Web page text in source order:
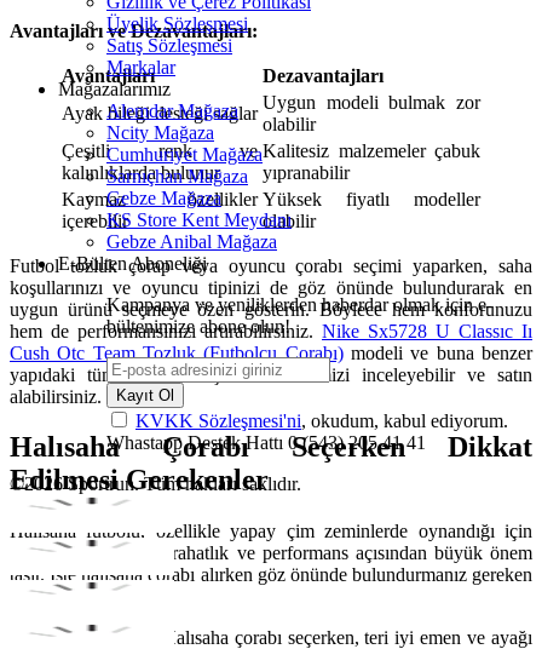
Avantajları ve Dezavantajları:
Avantajları
Dezavantajları
Ayak bileği desteği sağlar
Uygun modeli bulmak zor
olabilir
Çeşitli renk ve
kalınlıklarda bulunur
Kalitesiz malzemeler çabuk
yıpranabilir
Kaymaz özellikler
içerebilir
Yüksek fiyatlı modeller
olabilir
Futbol tozluk çorap veya oyuncu çorabı seçimi yaparken, saha
koşullarınızı ve oyuncu tipinizi de göz önünde bulundurarak en
uygun ürünü seçmeye özen gösterin. Böylece hem konforunuzu
hem de performansınızı artırabilirsiniz. Nike Sx5728 U Classıc Iı
Cush Otc Team Tozluk (Futbolcu Çorabı)modeli ve buna benzer
yapıdaki tüm modeller için web sitemizi inceleyebilir ve satın
alabilirsiniz.
Halısaha Çorabı Seçerken Dikkat
Edilmesi Gerekenler
Halısaha futbolu, özellikle yapay çim zeminlerde oynandığı için
doğru çorap seçimi, rahatlık ve performans açısından büyük önem
taşır. İşte halısaha çorabı alırken göz önünde bulundurmanız gereken
özellikler:
Materyal Kalitesi
: Halısaha çorabı seçerken, teri iyi emen ve ayağı
Üyelik Sözleşmesi
Satış Sözleşmesi
Markalar
Mağazalarımız
Alemdar Mağaza
Ncity Mağaza
Cumhuriyet Mağaza
Sarnıçhan Mağaza
Gebze Mağaza
KS Store Kent Meydanı
Gebze Anibal Mağaza
E-Bülten Aboneliği
Kampanya ve yeniliklerden haberdar olmak için e-
bültenimize abone olun!
Kayıt Ol
KVKK Sözleşmesi'ni, okudum, kabul ediyorum.
Whastapp Destek Hattı 0 (543) 205 41 41
©2026 Sportrun. Tüm hakları saklıdır.